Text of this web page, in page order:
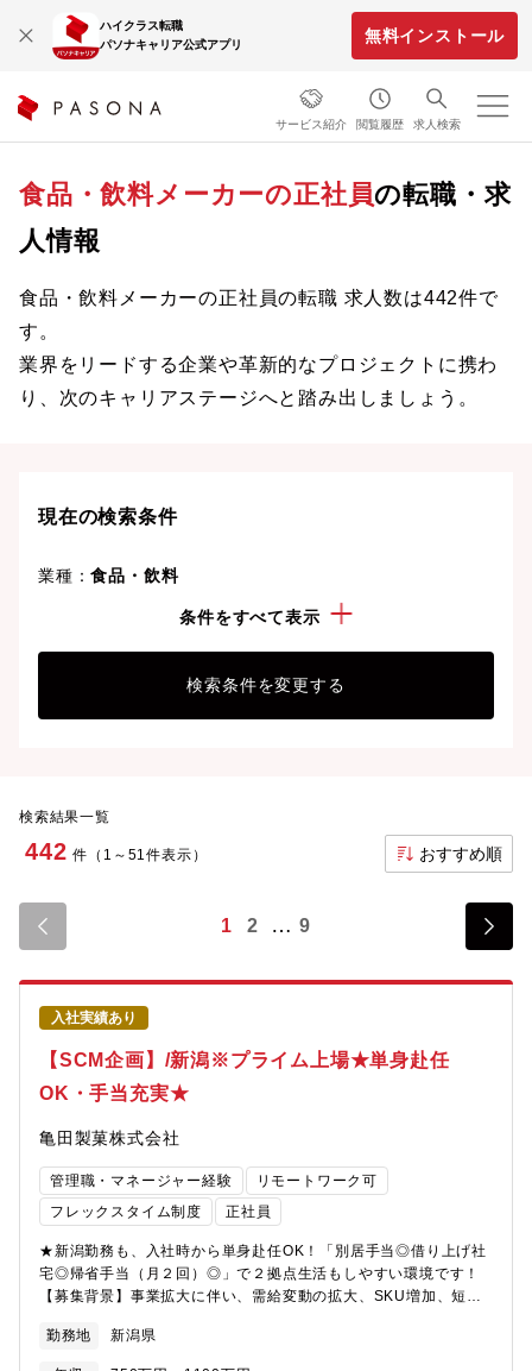
ハイクラス転職
パソナキャリア公式アプリ
無料インストール
サービス紹介 閲覧履歴 求人検索
食品・飲料メーカーの正社員の転職・求
人情報
食品・飲料メーカーの正社員の転職 求人数は442件で
す。
業界をリードする企業や革新的なプロジェクトに携わ
り、次のキャリアステージへと踏み出しましょう。
現在の検索条件
業種：食品・飲料
条件をすべて表示
検索条件を変更する
検索結果一覧
442 件（1～51件表示） おすすめ順
1 2 9
入社実績あり
【SCM企画】/新潟※プライム上場★単身赴任
OK・手当充実★
亀田製菓株式会社
管理職・マネージャー経験
リモートワーク可
フレックスタイム制度
正社員
★新潟勤務も、入社時から単身赴任OK！「別居手当◎借り上げ社
宅◎帰省手当（月２回）◎」で２拠点生活もしやすい環境です！
【募集背景】事業拡大に伴い、需給変動の拡大、SKU増加、短納
一部で属人的な判断や部門単位での最適化に依存している状況が
あり、販売・生産・在庫を横断した全体最適での意思決定や、迅
勤務地 新潟県